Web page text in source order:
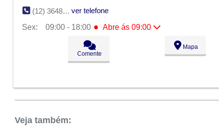
(12) 3648-9094
ver telefone
Sex:
09:00 - 18:00 ● Abre ás 09:00
09:00 - 18:00
09:00 - 18:00
09:00 - 18:00
Comente
Mapa
Veja também: